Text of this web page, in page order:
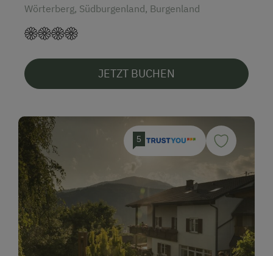
Wörterberg, Südburgenland, Burgenland
JETZT BUCHEN
5